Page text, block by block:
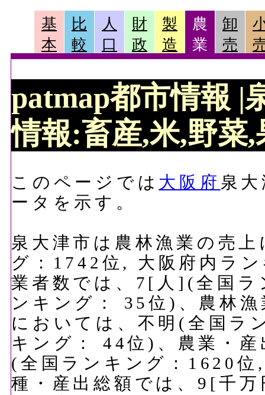
基
本
比
較
人
口
財
政
製
造
農
業
卸
売
patmap都市情報 |
情報:畜産,米,野菜,
このページでは 大阪府 泉
ータを示す。
泉大津市は農林漁業の売
グ：1742位, 大阪府内ラ
業者数では、7[人](全国
ンキング： 35位)、農林
においては、不明(全国ラ
キング： 44位)、農業・
(全国ランキング：1620
種・産出総額では、9[千